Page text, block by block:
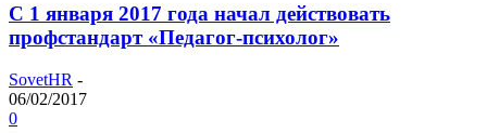
С 1 января 2017 года начал действовать
профстандарт «Педагог-психолог»
SovetHR -
06/02/2017
0